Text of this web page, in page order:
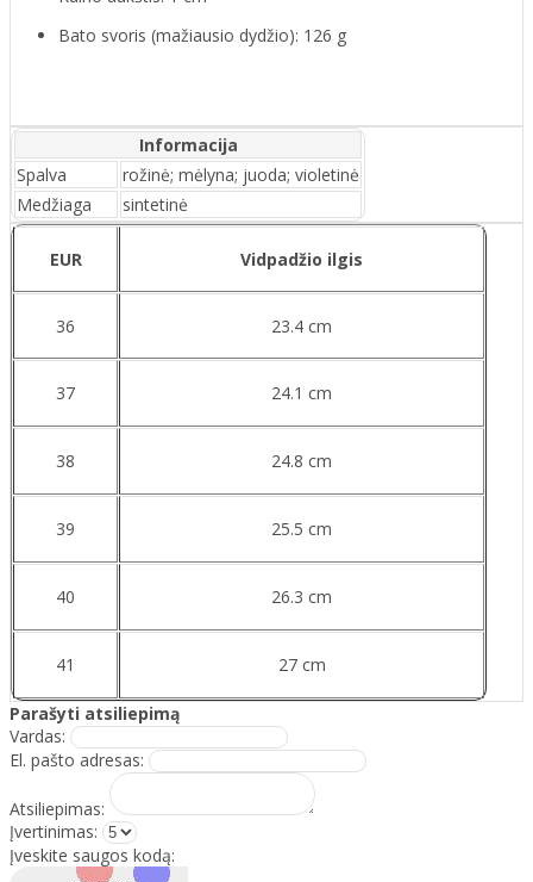
Bato svoris (mažiausio dydžio): 126 g
Informacija
Spalva
rožinė; mėlyna; juoda; violetinė
Medžiaga
sintetinė
EUR Vidpadžio ilgis
36 23.4 cm
37 24.1 cm
38 24.8 cm
39 25.5 cm
40 26.3 cm
41 27 cm
Parašyti atsiliepimą
Vardas:
El. pašto adresas:
Atsiliepimas:
Įvertinimas:
Įveskite saugos kodą: